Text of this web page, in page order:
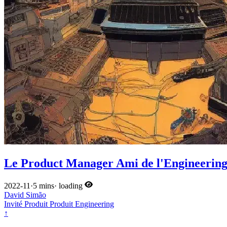
Le Product Manager Ami de l'Engineering
2022-11 ·5 mins· loading
David Simão
Invité Produit Produit Engineering
↑